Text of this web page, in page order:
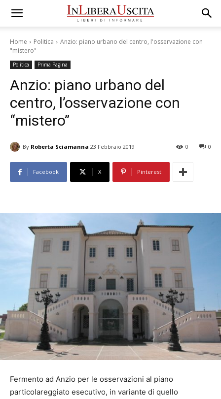
Home Politica
Anzio: piano urbano del centro, l'osservazione con
"mistero"
Politica Prima Pagina
Anzio: piano urbano del
centro, l’osservazione con
“mistero”
By Roberta Sciamanna 23 Febbraio 2019 0
0
Facebook X Pinterest
Fermento ad Anzio per le osservazioni al piano
particolareggiato esecutivo, in variante di quello